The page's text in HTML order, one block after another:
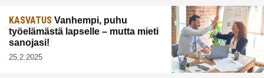
KASVATUS Vanhempi, puhu
työelämästä lapselle – mutta mieti
sanojasi!
25.2.2025